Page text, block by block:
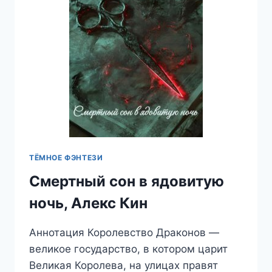
ТЁМНОЕ ФЭНТЕЗИ
Смертный сон в ядовитую
ночь, Алекс Кин
Аннотация Королевство Драконов —
великое государство, в котором царит
Великая Королева, на улицах правят